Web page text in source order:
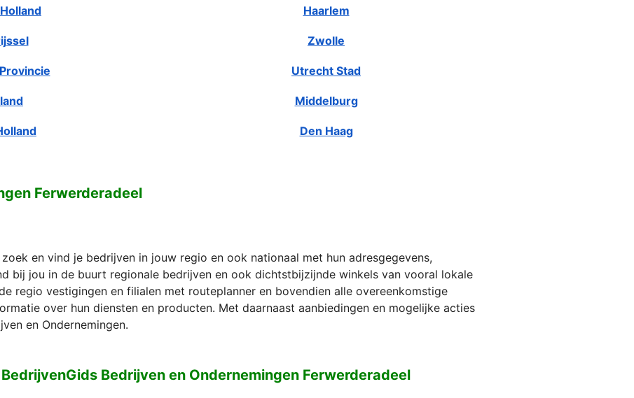
Haarlem
Zwolle
Utrecht Stad
Middelburg
Den Haag
Ferwerderadeel
en vind je bedrijven in jouw regio en ook nationaal met hun adresgegevens,
bij jou in de buurt regionale bedrijven en ook dichtstbijzijnde winkels van vooral lokale
regio vestigingen en filialen met routeplanner en bovendien alle overeenkomstige
over hun diensten en producten. Met daarnaast aanbiedingen en mogelijke acties
en Ondernemingen.
Bedrijven en Ondernemingen Ferwerderadeel